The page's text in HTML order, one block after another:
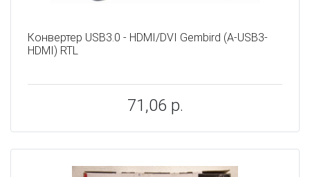
Конвертер USB3.0 - HDMI/DVI Gembird (A-USB3-
HDMI) RTL
71,06 р.